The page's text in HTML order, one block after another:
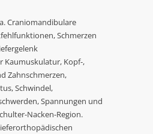
Craniomandibulare
Schmerzen
Kaumuskulatur, Kopf-,
Zahnschmerzen,
Schwindel,
Spannungen und
Nacken-Region.